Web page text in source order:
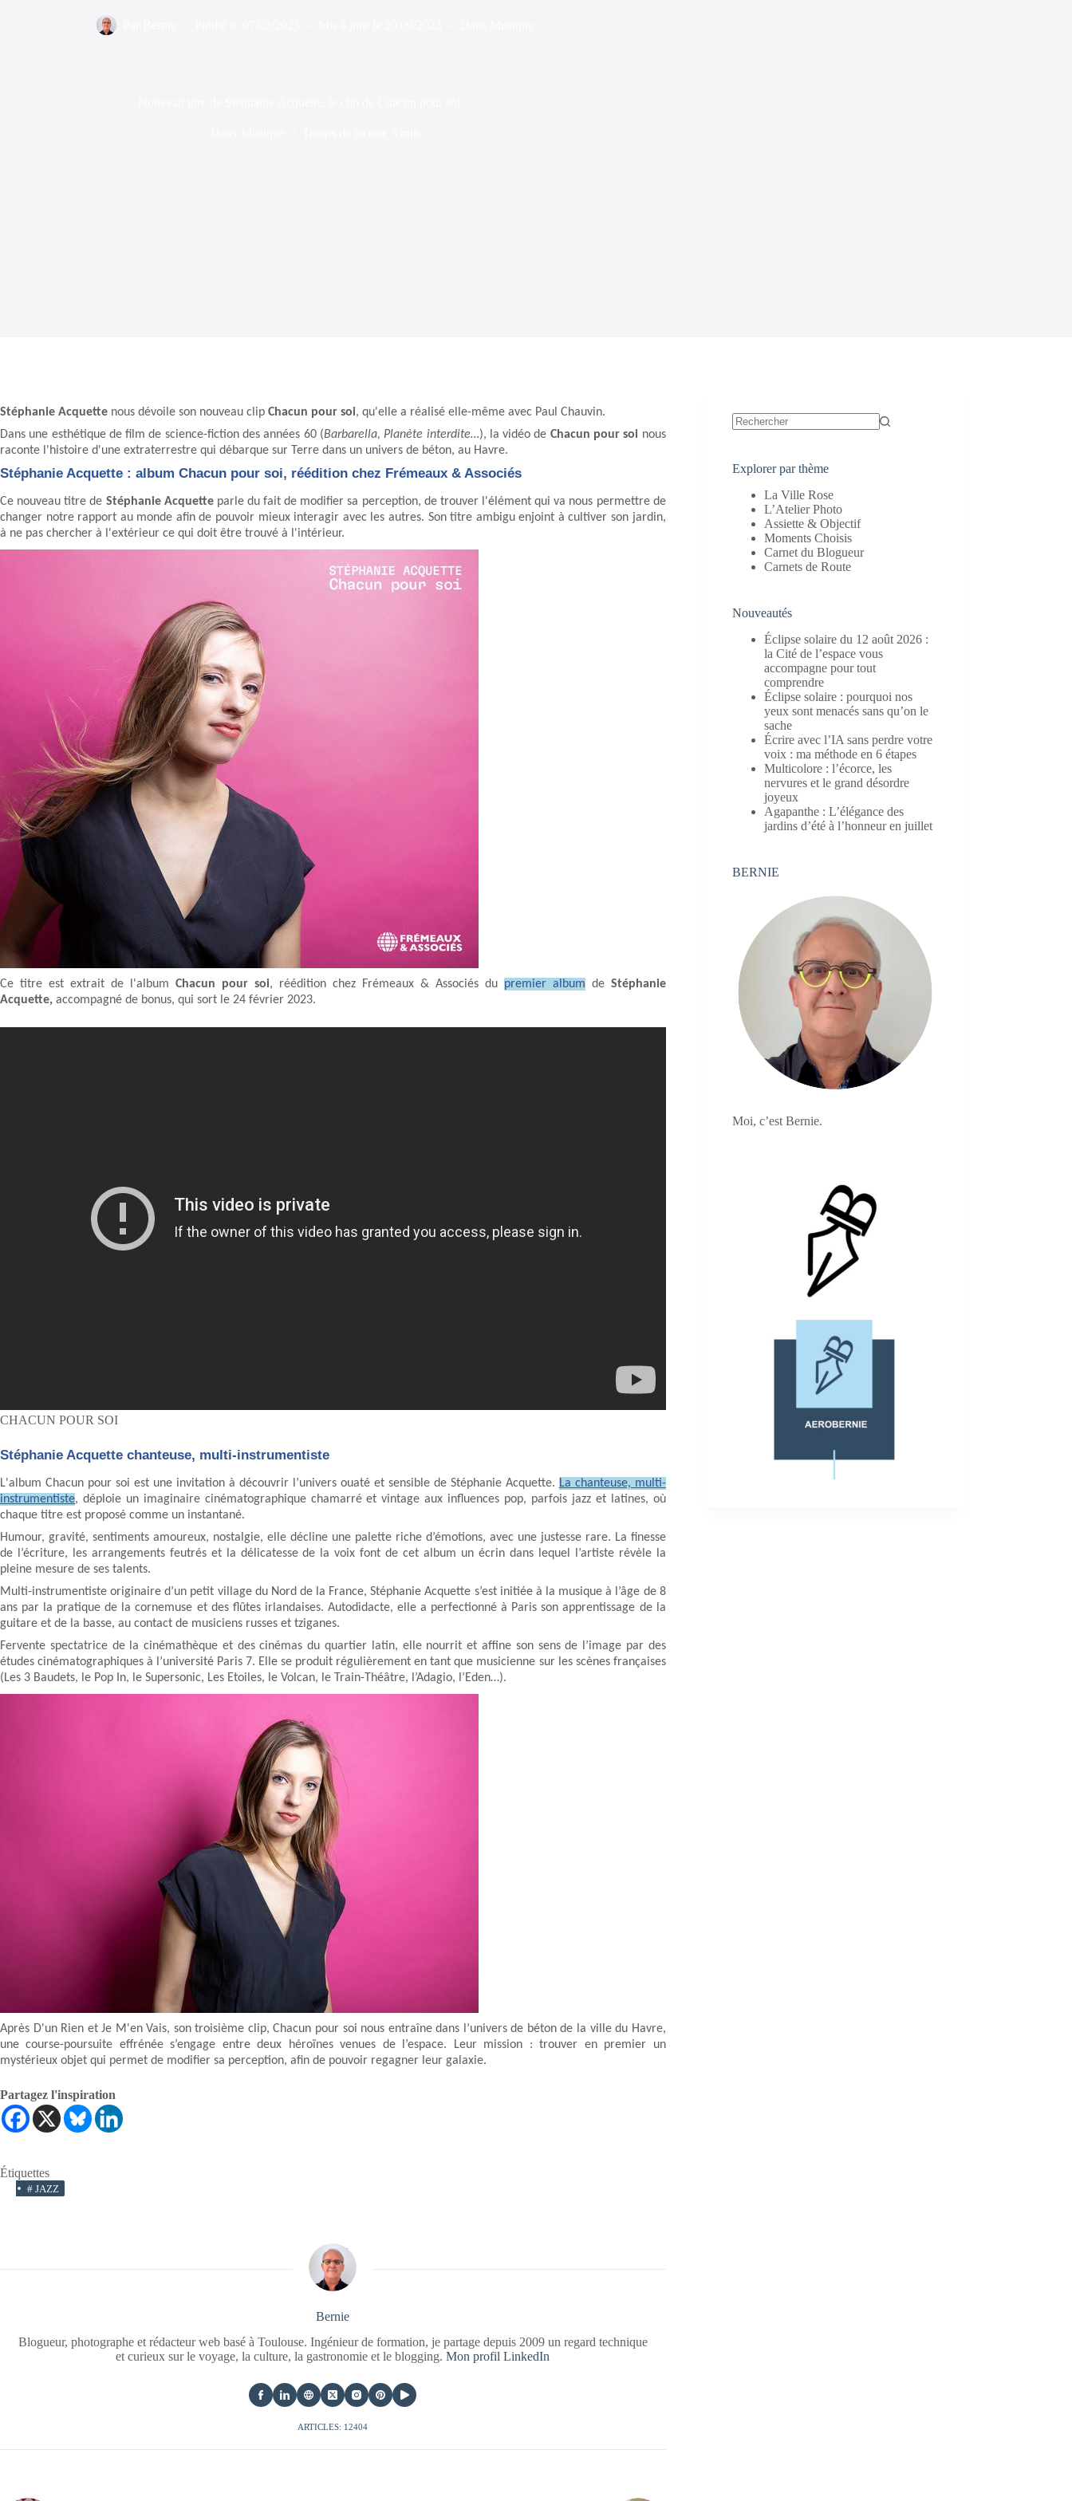
Stéphanie Acquette nous dévoile son nouveau clip Chacun pour soi, qu'elle a réalisé elle-même avec Paul Chauvin.
Dans une esthétique de film de science-fiction des années 60 (Barbarella, Planète interdite…), la vidéo de Chacun pour soi nous
raconte l'histoire d'une extraterrestre qui débarque sur Terre dans un univers de béton, au Havre.
Stéphanie Acquette : album Chacun pour soi, réédition chez Frémeaux & Associés
Ce nouveau titre de Stéphanie Acquetteparle du fait de modifier sa perception, de trouver l'élément qui va nous permettre de
changer notre rapport au monde afin de pouvoir mieux interagir avec les autres. Son titre ambigu enjoint à cultiver son jardin,
à ne pas chercher à l'extérieur ce qui doit être trouvé à l'intérieur.
Ce titre est extrait de l'album Chacun pour soi, réédition chez Frémeaux & Associés du premier album de Stéphanie
Acquette, accompagné de bonus, qui sort le 24 février 2023.
CHACUN POUR SOI
Stéphanie Acquette chanteuse, multi-instrumentiste
L'album Chacun pour soi est une invitation à découvrir l’univers ouaté et sensible de Stéphanie Acquette. La chanteuse, multi-
instrumentiste, déploie un imaginaire cinématographique chamarré et vintage aux influences pop, parfois jazz et latines, où
chaque titre est proposé comme un instantané.
Humour, gravité, sentiments amoureux, nostalgie, elle décline une palette riche d’émotions, avec une justesse rare. La finesse
de l’écriture, les arrangements feutrés et la délicatesse de la voix font de cet album un écrin dans lequel l’artiste révèle la
pleine mesure de ses talents.
Multi-instrumentiste originaire d’un petit village du Nord de la France, Stéphanie Acquette s’est initiée à la musique à l’âge de 8
ans par la pratique de la cornemuse et des flûtes irlandaises. Autodidacte, elle a perfectionné à Paris son apprentissage de la
guitare et de la basse, au contact de musiciens russes et tziganes.
Fervente spectatrice de la cinémathèque et des cinémas du quartier latin, elle nourrit et affine son sens de l’image par des
études cinématographiques à l’université Paris 7. Elle se produit régulièrement en tant que musicienne sur les scènes françaises
(Les 3 Baudets, le Pop In, le Supersonic, Les Etoiles, le Volcan, le Train-Théâtre, l’Adagio, l’Eden…).
Après D'un Rien et Je M'en Vais, son troisième clip, Chacun pour soi nous entraîne dans l’univers de béton de la ville du Havre,
une course-poursuite effrénée s’engage entre deux héroïnes venues de l’espace. Leur mission : trouver en premier un
mystérieux objet qui permet de modifier sa perception, afin de pouvoir regagner leur galaxie.
Partagez l'inspiration
Étiquettes
# JAZZ
Bernie
Blogueur, photographe et rédacteur web basé à Toulouse. Ingénieur de formation, je partage depuis 2009 un regard technique
et curieux sur le voyage, la culture, la gastronomie et le blogging.Mon profil LinkedIn
ARTICLES: 12404
Explorer par thème
La Ville Rose
L’Atelier Photo
Assiette & Objectif
Moments Choisis
Carnet du Blogueur
Carnets de Route
Nouveautés
Éclipse solaire du 12 août 2026 :
la Cité de l’espace vous
accompagne pour tout
comprendre
Éclipse solaire : pourquoi nos
yeux sont menacés sans qu’on le
sache
Écrire avec l’IA sans perdre votre
voix : ma méthode en 6 étapes
Multicolore : l’écorce, les
nervures et le grand désordre
joyeux
Agapanthe : L’élégance des
jardins d’été à l’honneur en juillet
BERNIE
Moi, c’est Bernie.